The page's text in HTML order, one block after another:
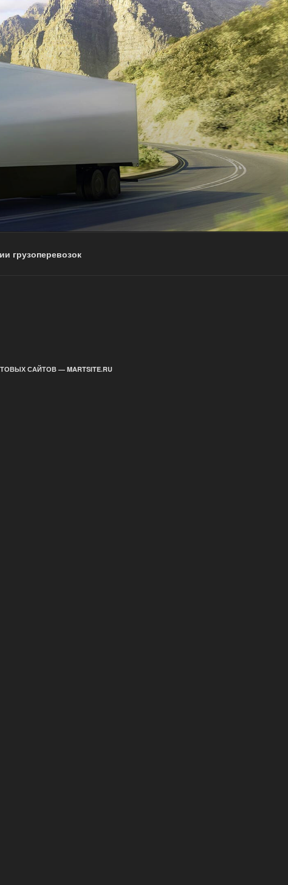
грузоперевозок
САЙТОВ — MARTSITE.RU